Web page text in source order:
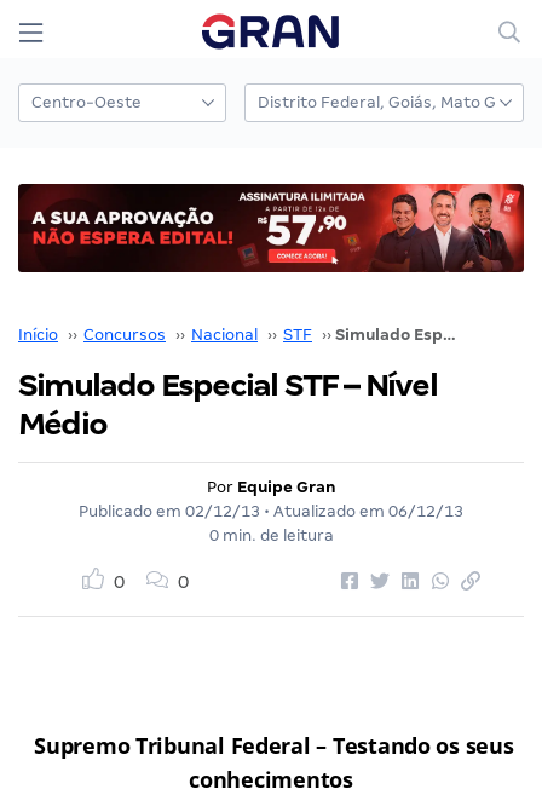
Início ›› Concursos ›› Nacional ›› STF ›› Simulado Especial STF – Nível Médio
Simulado Especial STF – Nível
Médio
Por Equipe Gran
Publicado em 02/12/13 • Atualizado em 06/12/13
0 min. de leitura
0 0
Supremo Tribunal Federal – Testando os seus
conhecimentos